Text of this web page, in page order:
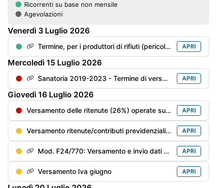
Ricorrenti su base non mensile
Agevolazioni
Venerdì 3 Luglio 2026
Termine, per i produttori di rifiuti (pericolosi o meno), per l'invio della "Dichiarazioni ambientale" (mod. MUD) con riferimento all'anno precedente APRI
Mercoledì 15 Luglio 2026
Sanatoria 2019-2023 - Termine di versamento della 5° rata APRI
Giovedì 16 Luglio 2026
Versamento delle ritenute (26%) operate sui dividendi corrisposti nel 2° trimestre 2026 APRI
Versamento ritenute/contributi previdenziali del mese di giugno APRI
Mod. F24/770: Versamento e invio dati delle ritenute/trattenute operate APRI
Versamento Iva giugno APRI